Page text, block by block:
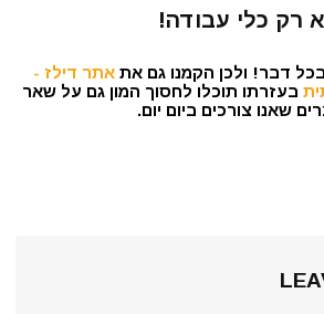
רק כלי עבודה!
דבר! ולכן הקמנו גם אתאתר דילז -
בעזרתו תוכלו לחסוך המון גם על שאר
שאנו צורכים ביום יום.